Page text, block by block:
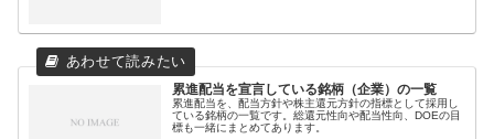
累進配当を宣言している銘柄（企業）の一覧
累進配当を、配当方針や株主還元方針の指標として採用し
ている銘柄の一覧です。総還元性向や配当性向、DOEの目
標も一緒にまとめてあります。